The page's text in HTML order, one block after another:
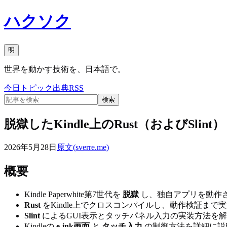
ハクソク
明
世界を動かす技術を、日本語で。
今日 トピック出典RSS
検索
脱獄したKindle上のRust（およびSlint）
2026年5月28日 原文(sverre.me)
概要
Kindle Paperwhite第7世代を 脱獄 し、独自アプリを動作
Rust をKindle上でクロスコンパイルし、動作検証まで
Slint によるGUI表示とタッチパネル入力の実装方法を